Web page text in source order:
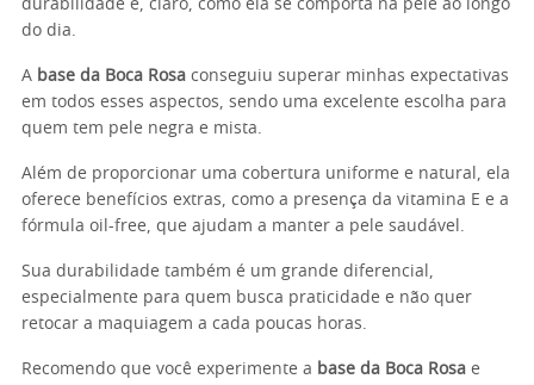
durabilidade e, claro, como ela se comporta na pele ao longo
do dia.
A base da Boca Rosa conseguiu superar minhas expectativas
em todos esses aspectos, sendo uma excelente escolha para
quem tem pele negra e mista.
Além de proporcionar uma cobertura uniforme e natural, ela
oferece benefícios extras, como a presença da vitamina E e a
fórmula oil-free, que ajudam a manter a pele saudável.
Sua durabilidade também é um grande diferencial,
especialmente para quem busca praticidade e não quer
retocar a maquiagem a cada poucas horas.
Recomendo que você experimente a base da Boca Rosa e